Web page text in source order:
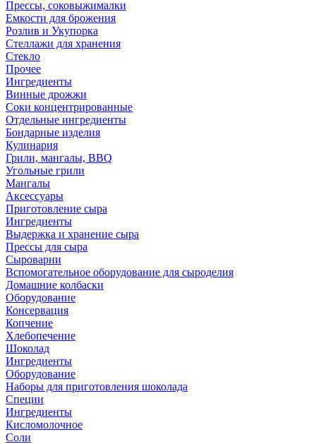
Прессы, соковыжималки
Емкости для брожения
Розлив и Укупорка
Стеллажи для хранения
Стекло
Прочее
Ингредиенты
Винные дрожжи
Соки концентрированные
Отдельные ингредиенты
Бондарные изделия
Кулинария
Грили, мангалы, BBQ
Угольные грили
Мангалы
Аксессуары
Приготовление сыра
Ингредиенты
Выдержка и хранение сыра
Прессы для сыра
Сыроварни
Вспомогательное оборудование для сыроделия
Домашние колбаски
Оборудование
Консервация
Копчение
Хлебопечение
Шоколад
Ингредиенты
Оборудование
Наборы для приготовления шоколада
Специи
Ингредиенты
Кисломолочное
Соли